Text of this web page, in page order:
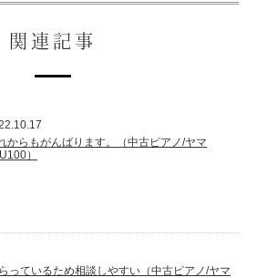
関連記事
からもがんばります。（中古ピアノ/ヤマ
）
っているため相談しやすい（中古ピアノ/ヤマ